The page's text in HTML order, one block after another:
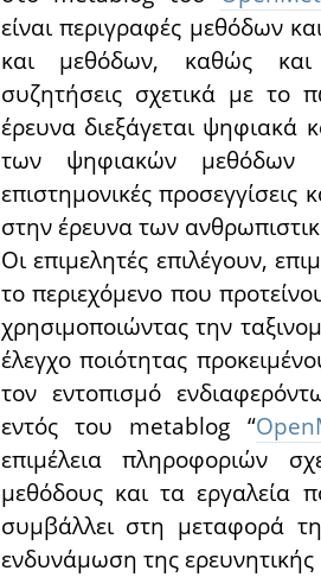
είναι περιγραφές μεθόδων
και μεθόδων, καθώς και
συζητήσεις σχετικά με το
έρευνα διεξάγεται ψηφιακά
των ψηφιακών μεθόδων
επιστημονικές προσεγγίσεις
στην έρευνα των
Οι επιμελητές επιλέγουν,
το περιεχόμενο που
χρησιμοποιώντας την
έλεγχο ποιότητας
τον εντοπισμό
εντός του metablog “
επιμέλεια πληροφοριών
μεθόδους και τα εργαλεία
συμβάλλει στη μεταφορά
ενδυνάμωση της ερευνητικής